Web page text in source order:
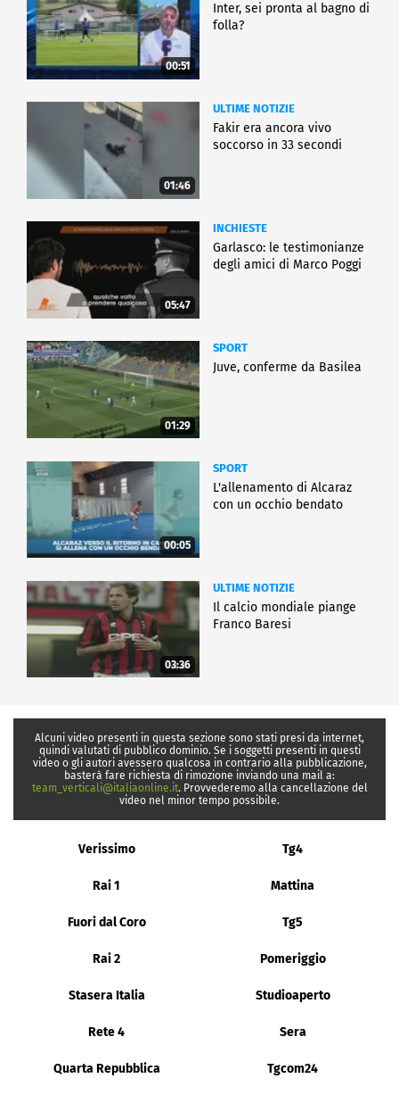
00:51
Inter, sei pronta al bagno di
folla?
01:46
ULTIME NOTIZIE
Fakir era ancora vivo
soccorso in 33 secondi
05:47
INCHIESTE
Garlasco: le testimonianze
degli amici di Marco Poggi
01:29
SPORT
Juve, conferme da Basilea
00:05
SPORT
L'allenamento di Alcaraz
con un occhio bendato
03:36
ULTIME NOTIZIE
Il calcio mondiale piange
Franco Baresi
Alcuni video presenti in questa sezione sono stati presi da internet,
quindi valutati di pubblico dominio. Se i soggetti presenti in questi
video o gli autori avessero qualcosa in contrario alla pubblicazione,
basterà fare richiesta di rimozione inviando una mail a:
team_verticali@italiaonline.it. Provvederemo alla cancellazione del
video nel minor tempo possibile.
Verissimo Tg4
Rai 1 Mattina
Fuori dal Coro Tg5
Rai 2 Pomeriggio
Stasera Italia Studioaperto
Rete 4 Sera
Quarta Repubblica Tgcom24